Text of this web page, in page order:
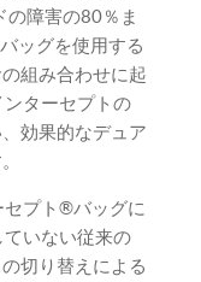
の障害の80％ま
ッグを使用する
組み合わせに起
ターセプトの
効果的なデュア
セプト®バッグに
いない従来の
切り替えによる